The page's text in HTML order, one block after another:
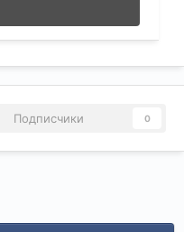
Подписчики 0